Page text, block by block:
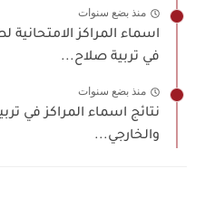
منذ بضع سنوات
اسماء المراكز
في تربية صلاح...
منذ بضع سنوات
نتائج اسماء المراكز في
والخارجي...